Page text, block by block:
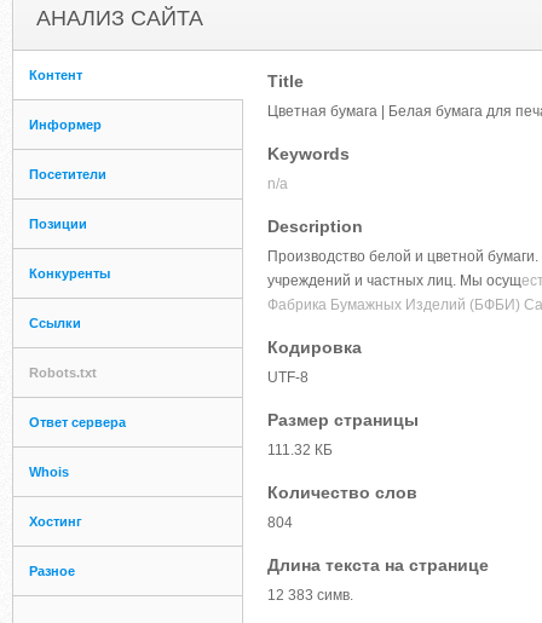
АНАЛИЗ САЙТА
Контент
Информер
Посетители
Позиции
Конкуренты
Ссылки
Robots.txt
Ответ сервера
Whois
Хостинг
Разное
Title
Цветная бумага | Белая бумага для
Keywords
n/a
Description
Производство белой и цветной
учреждений и частных лиц. Мы осущ
Фабрика Бумажных Изделий (БФБИ)
Кодировка
UTF-8
Размер страницы
111.32 КБ
Количество слов
804
Длина текста на странице
12 383 симв.